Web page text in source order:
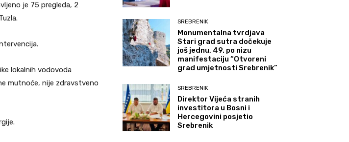
je 75 pregleda, 2
lokalnih vodovoda
mutnoće, nije zdravstveno
SREBRENIK
Monumentalna tvrdjava
Stari grad sutra dočekuje
još jednu, 49. po nizu
manifestaciju “Otvoreni
grad umjetnosti Srebrenik”
SREBRENIK
Direktor Vijeća stranih
investitora u Bosni i
Hercegovini posjetio
Srebrenik